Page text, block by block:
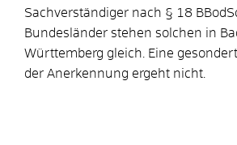
Sachverständiger nach § 18
Bundesländer stehen solchen in
Württemberg gleich. Eine
der Anerkennung ergeht nicht.